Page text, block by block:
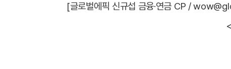
[글로벌에픽 신규섭 금융·연금 CP /